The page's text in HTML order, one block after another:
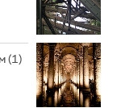
(1)